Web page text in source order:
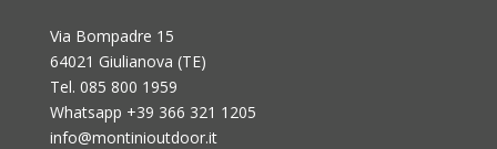
Via Bompadre 15
64021 Giulianova (TE)
Tel. 085 800 1959
Whatsapp +39 366 321 1205
info@montinioutdoor.it